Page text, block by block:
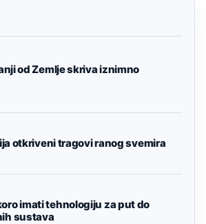
od Zemlje skriva iznimno
otkriveni tragovi ranog svemira
imati tehnologiju za put do
sustava